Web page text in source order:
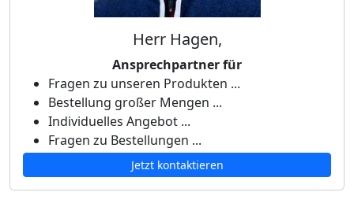
Herr Hagen,
Ansprechpartner für
Fragen zu unseren Produkten ...
Bestellung großer Mengen ...
Individuelles Angebot ...
Fragen zu Bestellungen ...
Jetzt kontaktieren